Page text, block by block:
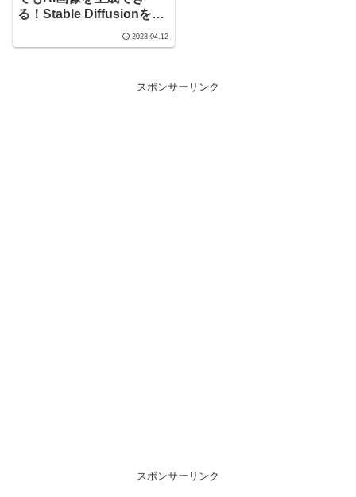
る！Stable Diffusionを実
行する方法（Minisforum
UM350）
2023.04.12
スポンサーリンク
スポンサーリンク